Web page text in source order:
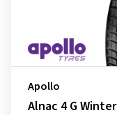
Apollo
Alnac 4 G Winter